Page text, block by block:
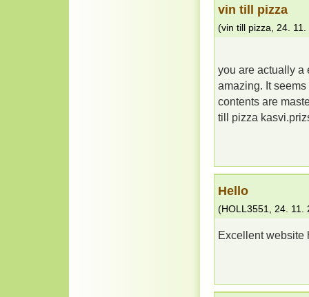
vin till pizza
(vin till pizza 24. 11.
you are actually a
amazing. It
contents are
till pizza
Hello
(HOLL3551 24. 11.
Excellent website